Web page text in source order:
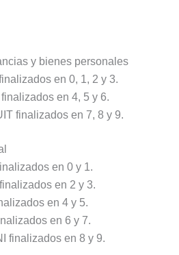
y bienes personales
en 0, 1, 2 y 3.
en 4, 5 y 6.
finalizados en 7, 8 y 9.
en 0 y 1.
en 2 y 3.
en 4 y 5.
en 6 y 7.
finalizados en 8 y 9.